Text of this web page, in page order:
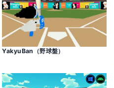
YakyuBan（野球盤）